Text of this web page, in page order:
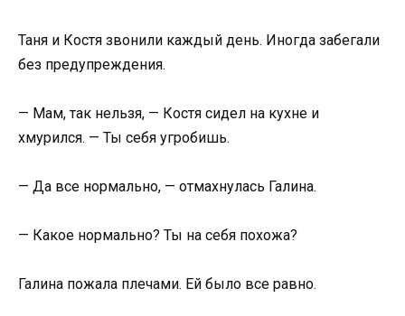
Таня и Костя звонили каждый день. Иногда забегали
без предупреждения.
— Мам, так нельзя, — Костя сидел на кухне и
хмурился. — Ты себя угробишь.
— Да все нормально, — отмахнулась Галина.
— Какое нормально? Ты на себя похожа?
Галина пожала плечами. Ей было все равно.